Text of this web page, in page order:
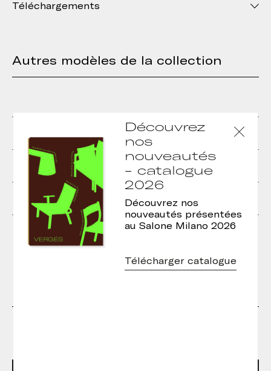
Téléchargements
Autres modèles de la collection
Dula Table Rectangulaire · H40
Dula pouf individuel Dula pouf double
Dula configuration 3
Dula configuration 2
Découvrez
nos
nouveautés
- catalogue
2026
Découvrez nos
nouveautés présentées
au Salone Milano 2026
Télécharger catalogue